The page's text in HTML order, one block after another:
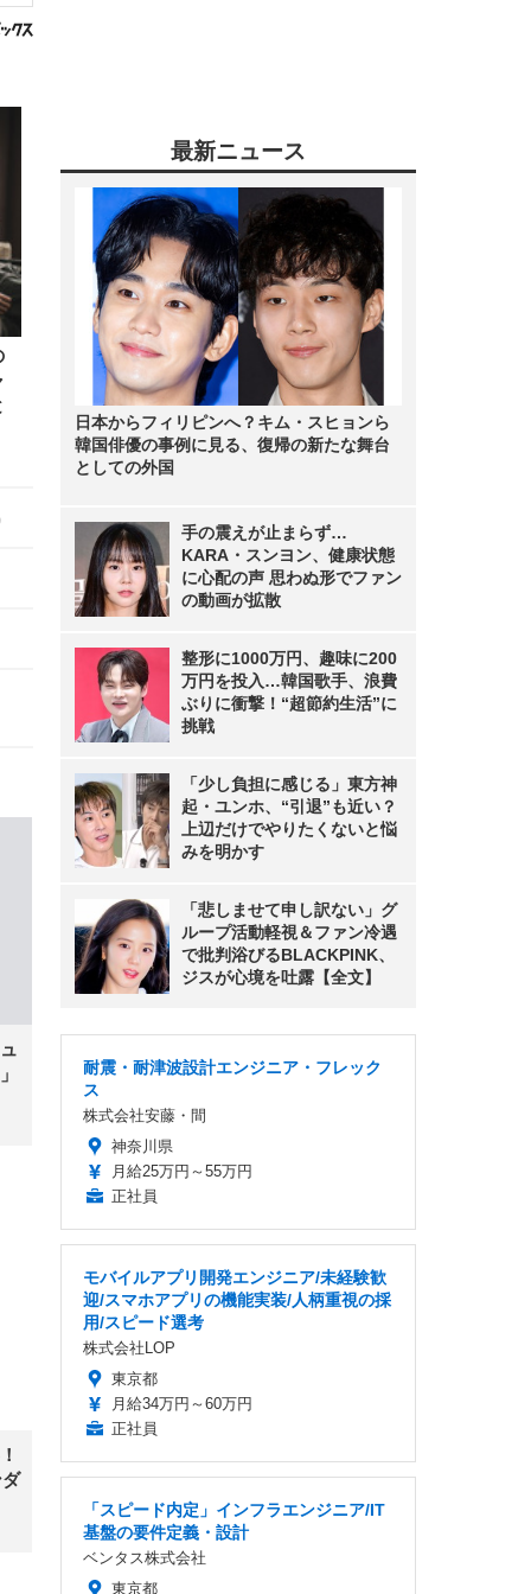
最新ニュース
日本からフィリピンへ？キム・スヒョンら
韓国俳優の事例に見る、復帰の新たな舞台
としての外国
手の震えが止まらず…
KARA・スンヨン、健康状態
に心配の声 思わぬ形でファン
の動画が拡散
整形に1000万円、趣味に200
万円を投入…韓国歌手、浪費
ぶりに衝撃！“超節約生活”に
挑戦
「少し負担に感じる」東方神
起・ユンホ、“引退”も近い？
上辺だけでやりたくないと悩
みを明かす
「悲しませて申し訳ない」グ
ループ活動軽視＆ファン冷遇
で批判浴びるBLACKPINK、
ジスが心境を吐露【全文】
耐震・耐津波設計エンジニア・フレック
ス
株式会社安藤・間
神奈川県
月給25万円～55万円
正社員
モバイルアプリ開発エンジニア/未経験歓
迎/スマホアプリの機能実装/人柄重視の採
用/スピード選考
株式会社LOP
東京都
月給34万円～60万円
正社員
「スピード内定」インフラエンジニア/IT
基盤の要件定義・設計
ベンタス株式会社
東京都